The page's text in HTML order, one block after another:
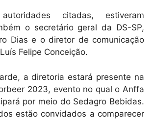
citadas, estiveram
o secretário geral da DS-SP,
Dias e o diretor de comunicação
Felipe Conceição.
a diretoria estará presente na
2023, evento no qual o Anffa
por meio do Sedagro Bebidas.
estão convidados a comparecer